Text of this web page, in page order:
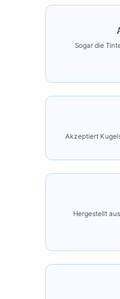
Sogar die
Akzeptiert
Hergestellt